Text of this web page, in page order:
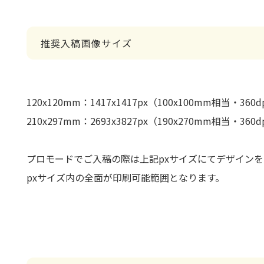
推奨入稿画像サイズ
120x120mm：1417x1417px（100x100mm相当・
210x297mm：2693x3827px（190x270mm相当・
プロモードでご入稿の際は上記pxサイズにてデザインを
pxサイズ内の全面が印刷可能範囲となります。